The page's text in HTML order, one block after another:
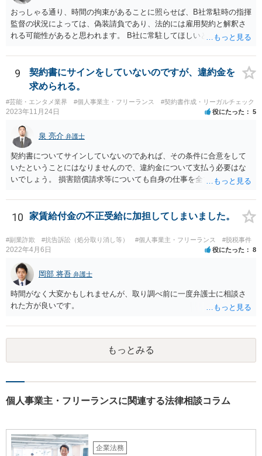
程度，代償措置の有無やその⽔準，あらかじめ⼗分な協議が⾏われた
か等を考慮の上，個別具体的に判断される」という指摘もなされてい
るので、ご事案に応じ、挙げられている事情を具体的に検討して行く
必要があります。 なお、退所等で事務所側と揉めるようであれば、弁
組」（令和元年９月２５日 公正取引委員会）６頁 https://www.jftc.g
o.jp/houdou/kouenkai/190925kondan_file/siryou2.pdf
おっしゃる通り、時間の拘束があることに照らせば、B社常駐時の指揮
監督の状況によっては、偽装請負であり、法的には雇用契約と解釈さ
れる可能性があると思われます。 B社に常駐してほしいと先方が求め
ば、折衷的な提案として、「突発的な質問に対応できるように、基本
的には１０時〜１９時はできるだけB社にいるよう努力はします。た
だ、他の仕事もありますので、必ずその条件を守れるとは限りません
し、B社常駐時であっても本件以外の仕事もさせてもらうことになりま
す。」というものが考えられます。 その提案すら断られるようであれ
ば、ちょっと危険な会社だというシグナルと考えるべきでしょう。
9
契約書にサインをしていないのですが、違約金を
求められる。
#芸能・エンタメ業界 #個人事業主・フリーランス #契約書作成・リーガルチェック
2023年11月24日 役にたった 5
泉 亮介 弁護士
契約書についてサインしていないのであれば、その条件に合意をして
いたということにはなりませんので、違約金について支払う必要はな
いでしょう。 損害賠償請求等についても自身の仕事を全て処理してか
10 家賃給付金の不正受給に加担してしまいました。
#副業詐欺 #抗告訴訟（処分取り消し等） #個人事業主・フリーランス #脱税事件
2022年4月6日 役にたった 8
岡部 将吾 弁護士
時間がなく大変かもしれませんが、取り調べ前に一度弁護士に相談さ
れた方が良いです。
もっとみる
個人事業主・フリーランスに関連する法律相談コラム
企業法務